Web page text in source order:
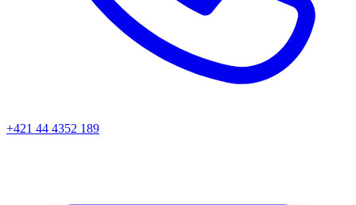
+421 44 4352 189